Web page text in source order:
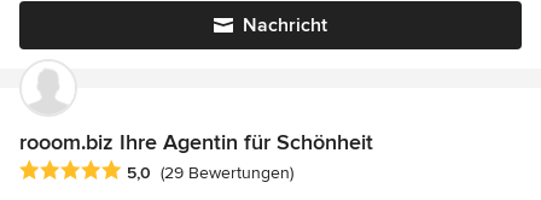
Nachricht
rooom.biz Ihre Agentin für Schönheit
Durchschnittliche Bewertung: 5 von 5 Sternen
5,0 (29 Bewertungen)